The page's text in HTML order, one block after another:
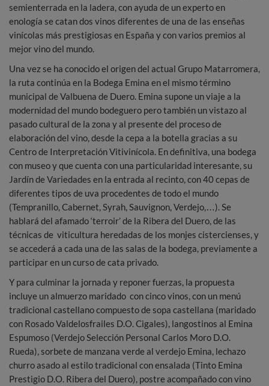
semienterrada en la ladera, con ayuda de un experto en
enología se catan dos vinos diferentes de una de las enseñas
vinícolas más prestigiosas en España y con varios premios al
mejor vino del mundo.
Una vez se ha conocido el origen del actual Grupo Matarromera,
la ruta continúa en la Bodega Emina en el mismo término
municipal de Valbuena de Duero. Emina supone un viaje a la
modernidad del mundo bodeguero pero también un vistazo al
pasado cultural de la zona y al presente del proceso de
elaboración del vino, desde la cepa a la botella gracias a su
Centro de Interpretación Vitivinícola. En definitiva, una bodega
con museo y que cuenta con una particularidad interesante, su
Jardín de Variedades en la entrada al recinto, con 40 cepas de
diferentes tipos de uva procedentes de todo el mundo
(Tempranillo, Cabernet, Syrah, Sauvignon, Verdejo,…). Se
hablará del afamado ‘terroir’ de la Ribera del Duero, de las
técnicas de viticultura heredadas de los monjes cistercienses, y
se accederá a cada una de las salas de la bodega, previamente a
participar en un curso de cata privado.
Y para culminar la jornada y reponer fuerzas, la propuesta
incluye un almuerzo maridado con cinco vinos, con un menú
tradicional castellano compuesto de sopa castellana (maridado
con Rosado Valdelosfrailes D.O. Cigales), langostinos al Emina
Espumoso (Verdejo Selección Personal Carlos Moro D.O.
Rueda), sorbete de manzana verde al verdejo Emina, lechazo
churro asado al estilo tradicional con ensalada (Tinto Emina
Prestigio D.O. Ribera del Duero), postre acompañado con vino